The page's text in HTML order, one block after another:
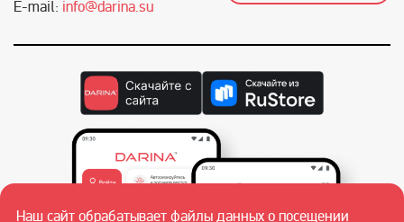
E-mail: info@darina.su
Наш сайт обрабатывает файлы данных о посещении